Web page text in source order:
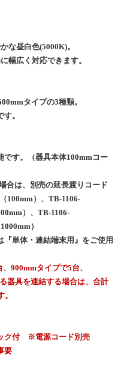
な昼白色(5000K)。
幅広く対応できます。
タイプの3種類。
。
です。（器具本体100mmコー
合は、別売の延長渡りコード
100mm）、TB-1106-
）、TB-1106-
）
単体・連結端末用』をご使用
900mmタイプで5台、
器具を連結する場合は、合計
ク付 ※電源コード別売
要